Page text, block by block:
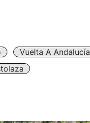
Vuelta A Andalucía